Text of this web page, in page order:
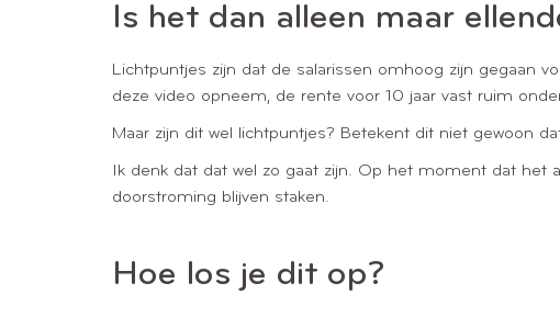
Is het dan alleen maar
Lichtpuntjes zijn dat de salarissen omhoog zijn gegaan
deze video opneem, de rente voor 10 jaar vast ruim
Maar zijn dit wel lichtpuntjes? Betekent dit niet gewoon
Ik denk dat dat wel zo gaat zijn. Op het moment dat het
doorstroming blijven staken.
Hoe los je dit op?